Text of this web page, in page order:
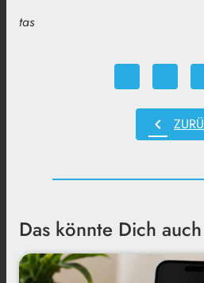
tas
chevron_left
Das könnte Dich